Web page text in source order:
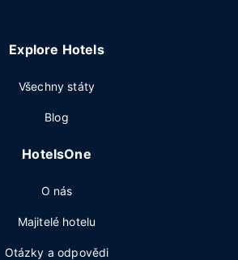
Explore Hotels
Všechny státy
Blog
HotelsOne
O nás
Majitelé hotelu
Otázky a odpovědi